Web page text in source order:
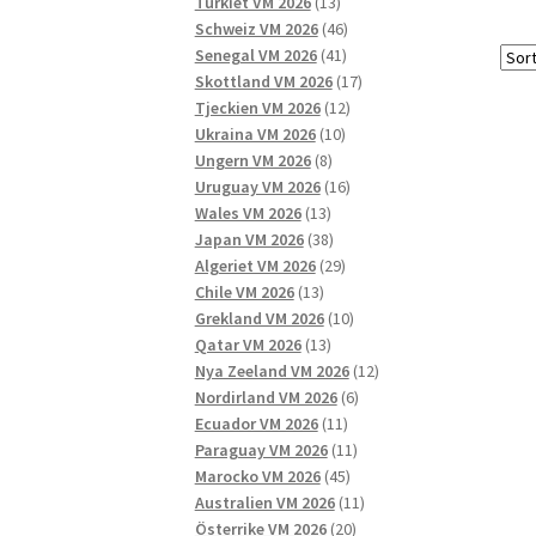
produkter
Schweiz VM 2026 4646
produkter
Senegal VM 2026 4141
produkter
Skottland VM 2026 1717
Tjeckien VM 2026 1212
produkter
Ukraina VM 2026 1010
Ungern VM 2026 88
produkter
Uruguay VM 2026 1616
Wales VM 2026 1313
produkter
Japan VM 2026 3838
produkter
Algeriet VM 2026 2929
Chile VM 2026 1313
produkter
Grekland VM 2026 1010
Qatar VM 2026 1313
produkter
Nya Zeeland VM 2026 1212
Nordirland VM 2026 66
Ecuador VM 2026 1111
produkter
Paraguay VM 2026 1111
Marocko VM 2026 4545
produkter
Australien VM 2026 1111
Österrike VM 2026 2020